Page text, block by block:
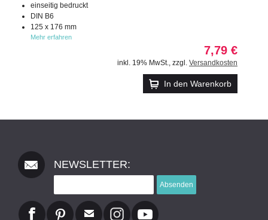
einseitig bedruckt
DIN B6
125 x 176 mm
Mehr erfahren
7,79 €
inkl. 19% MwSt. zzgl. Versandkosten
In den Warenkorb
NEWSLETTER:
Absenden